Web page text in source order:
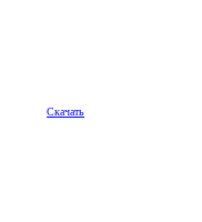
Скачать